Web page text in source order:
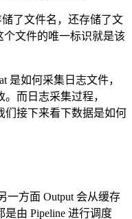
储了文件名，还存储了文
文件的唯一标识就是该
是如何采集日志文件，
而日志采集过程，
们接下来看下数据是如何
一方面 Output 会从缓存
由 Pipeline 进行调度